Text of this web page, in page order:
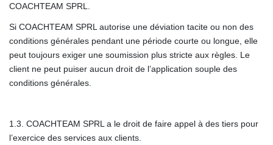
COACHTEAM SPRL.
Si COACHTEAM SPRL autorise une déviation tacite ou non des
conditions générales pendant une période courte ou longue, elle
peut toujours exiger une soumission plus stricte aux règles. Le
client ne peut puiser aucun droit de l’application souple des
conditions générales.
1.3. COACHTEAM SPRL a le droit de faire appel à des tiers pour
l’exercice des services aux clients.